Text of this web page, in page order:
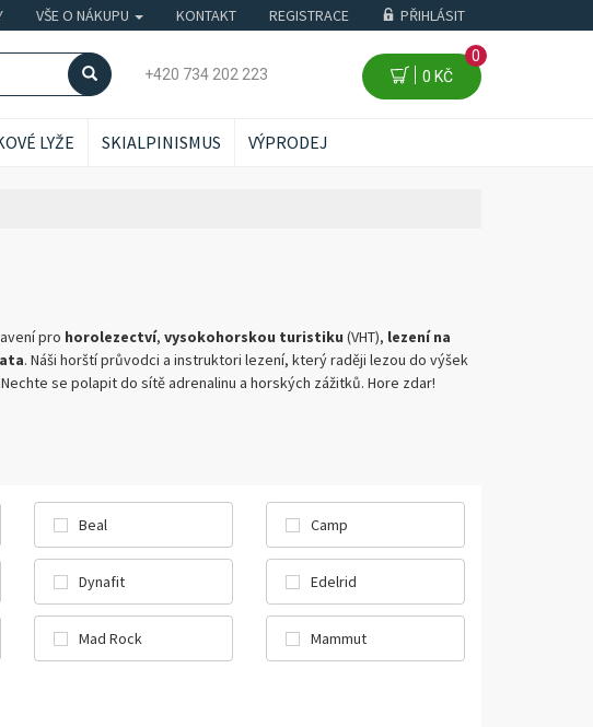
VŠE O NÁKUPU KONTAKT REGISTRACE PŘIHLÁSIT
+420 734 202 223 0 KČ
0
LYŽE SKIALPINISMUS VÝPRODEJ
pro horolezectví, vysokohorskou turistiku (VHT), lezení na
. Náši horští průvodci a instruktori lezení, který raději lezou do výšek
se polapit do sítě adrenalinu a horských zážitků. Hore zdar!
Beal Camp
Dynafit Edelrid
Mad Rock Mammut